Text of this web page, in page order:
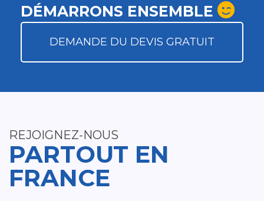
DÉMARRONS ENSEMBLE
DEMANDE DU DEVIS GRATUIT
REJOIGNEZ-NOUS
PARTOUT EN
FRANCE